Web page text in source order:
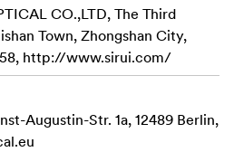
CO.,LTD, The Third
Town, Zhongshan City,
http://www.sirui.com/
Augustin-Str. 1a, 12489 Berlin,